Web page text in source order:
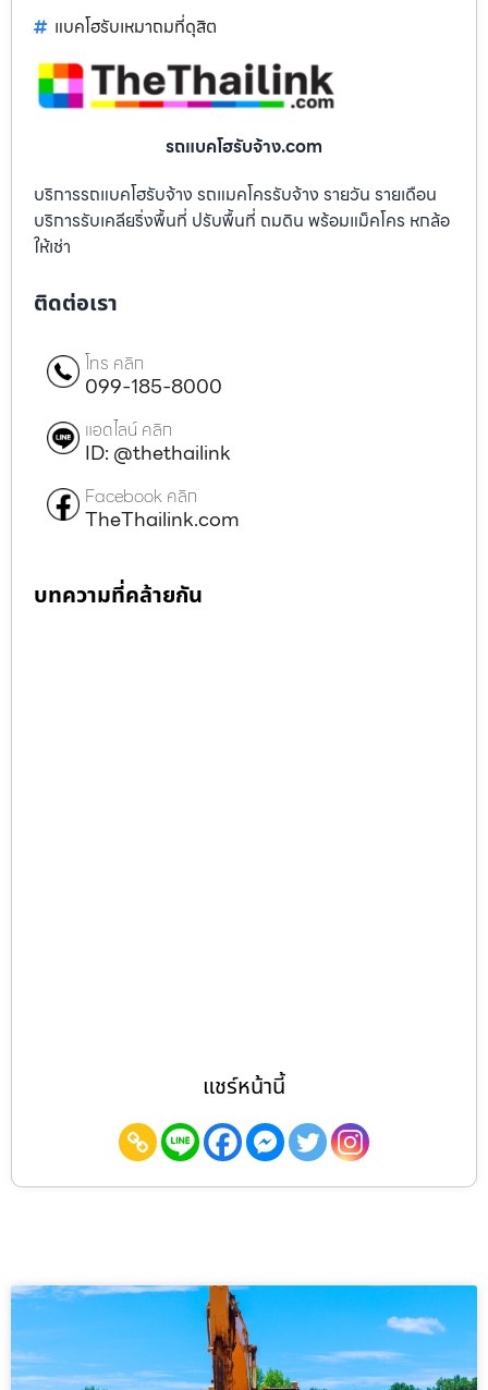
แบคโฮรับเหมาถมที่ดุสิต
รถแบคโฮรับจ้าง.com
บริการรถแบคโฮรับจ้าง รถแมคโครรับจ้าง รายวัน รายเดือน
บริการรับเคลียริ่งพื้นที่ ปรับพื้นที่ ถมดิน พร้อมแม็คโคร หกล้อ
ให้เช่า
ติดต่อเรา
โทร คลิก
099-185-8000
แอดไลน์ คลิก
ID: @thethailink
Facebook คลิก
TheThailink.com
บทความที่คล้ายกัน
แชร์หน้านี้